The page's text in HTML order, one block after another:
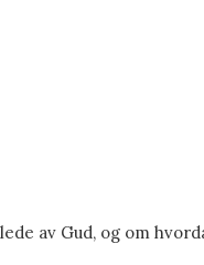
av Gud, og om